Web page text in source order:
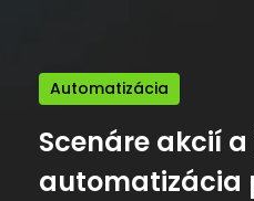
Automatizácia
Scenáre akcií
automatizácia